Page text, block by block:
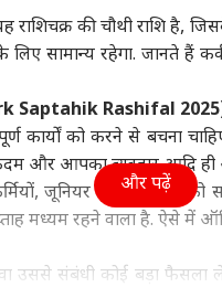
की चौथी राशि है,
सामान्य रहेगा. जानते हैं
Saptahik Rashifal
को करने से बचना
और आपका व्यवहार आदि
जूनियर और सीनियर
मध्यम रहने वाला है. ऐसे
उससे संबंधी कोई बड़ा
और पढ़ें
में बदलने वाला है मौसम
63 जिलों में
का अलर्ट
असम में बाढ़
हिमाचल से
का अलर्ट,
कैसा मौसम?